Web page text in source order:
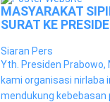
MASYARAKAT
SURAT KE
Siaran Pers
Yth. Presiden Prabowo,
kami organisasi nirlaba
mendukung kebebasan